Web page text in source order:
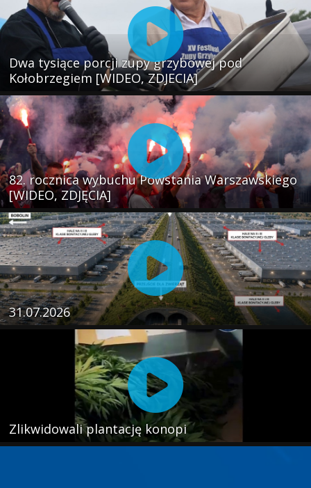
Dwa tysiące porcji zupy grzybowej pod
Kołobrzegiem [WIDEO, ZDJECIA]
82. rocznica wybuchu Powstania Warszawskiego
[WIDEO, ZDJĘCIA]
31.07.2026
Zlikwidowali plantację konopi